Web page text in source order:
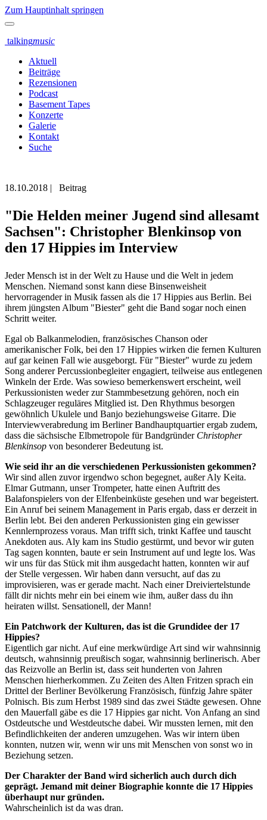
Zum Hauptinhalt springen
talkingmusic
Aktuell
Beiträge
Rezensionen
Podcast
Basement Tapes
Konzerte
Galerie
Kontakt
Suche
18.10.2018 | Beitrag
"Die Helden meiner Jugend sind allesamt
Sachsen": Christopher Blenkinsop von
den 17 Hippies im Interview
Jeder Mensch ist in der Welt zu Hause und die Welt in jedem
Menschen. Niemand sonst kann diese Binsenweisheit
hervorragender in Musik fassen als die 17 Hippies aus Berlin. Bei
ihrem jüngsten Album "Biester" geht die Band sogar noch einen
Schritt weiter.
Egal ob Balkanmelodien, französisches Chanson oder
amerikanischer Folk, bei den 17 Hippies wirken die fernen Kulturen
auf gar keinen Fall wie ausgeborgt. Für "Biester" wurde zu jedem
Song anderer Percussionbegleiter engagiert, teilweise aus entlegenen
Winkeln der Erde. Was sowieso bemerkenswert erscheint, weil
Perkussionisten weder zur Stammbesetzung gehören, noch ein
Schlagzeuger reguläres Mitglied ist. Den Rhythmus besorgen
gewöhnlich Ukulele und Banjo beziehungsweise Gitarre. Die
Interviewverabredung im Berliner Bandhauptquartier ergab zudem,
dass die sächsische Elbmetropole für Bandgründer Christopher
Blenkinsop von besonderer Bedeutung ist.
Wie seid ihr an die verschiedenen Perkussionisten gekommen?
Wir sind allen zuvor irgendwo schon begegnet, außer Aly Keita.
Elmar Gutmann, unser Trompeter, hatte einen Auftritt des
Balafonspielers von der Elfenbeinküste gesehen und war begeistert.
Ein Anruf bei seinem Management in Paris ergab, dass er derzeit in
Berlin lebt. Bei den anderen Perkussionisten ging ein gewisser
Kennlernprozess voraus. Man trifft sich, trinkt Kaffee und tauscht
Anekdoten aus. Aly kam ins Studio gestürmt, und bevor wir guten
Tag sagen konnten, baute er sein Instrument auf und legte los. Was
wir uns für das Stück mit ihm ausgedacht hatten, konnten wir auf
der Stelle vergessen. Wir haben dann versucht, auf das zu
improvisieren, was er gerade macht. Nach einer Dreiviertelstunde
fällt dir nichts mehr ein bei einem wie ihm, außer dass du ihn
heiraten willst. Sensationell, der Mann!
Ein Patchwork der Kulturen, das ist die Grundidee der 17
Hippies?
Eigentlich gar nicht. Auf eine merkwürdige Art sind wir wahnsinnig
deutsch, wahnsinnig preußisch sogar, wahnsinnig berlinerisch. Aber
das Reizvolle an Berlin ist, dass seit hunderten von Jahren
Menschen hierherkommen. Zu Zeiten des Alten Fritzen sprach ein
Drittel der Berliner Bevölkerung Französisch, fünfzig Jahre später
Polnisch. Bis zum Herbst 1989 sind das zwei Städte gewesen. Ohne
den Mauerfall gäbe es die 17 Hippies gar nicht. Von Anfang an sind
Ostdeutsche und Westdeutsche dabei. Wir mussten lernen, mit den
Befindlichkeiten der anderen umzugehen. Was wir intern üben
konnten, nutzen wir, wenn wir uns mit Menschen von sonst wo in
Beziehung setzen.
Der Charakter der Band wird sicherlich auch durch dich
geprägt. Jemand mit deiner Biographie konnte die 17 Hippies
überhaupt nur gründen.
Wahrscheinlich ist da was dran.